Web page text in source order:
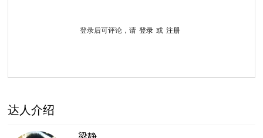
登录后可评论，请 登录 或 注册
达人介绍